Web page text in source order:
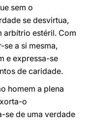
sem o
se desvirtua,
arbítrio estéril. Com
a si mesma,
e expressa-se
de caridade.
homem a plena
o
se de uma verdade